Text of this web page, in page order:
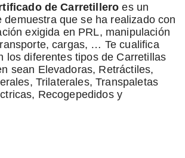
de Carretillero es un
demuestra que se ha realizado con
exigida en PRL, manipulación
cargas, … Te cualifica
los diferentes tipos de Carretillas
sean Elevadoras, Retráctiles,
Trilaterales, Transpaletas
Recogepedidos y